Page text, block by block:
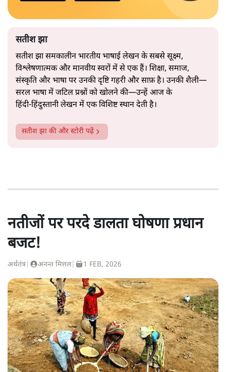
सतीश झा
सतीश झा समकालीन भारतीय भाषाई लेखन के सबसे सूक्ष्म,
विश्लेषणात्मक और मानवीय स्वरों में से एक हैं। शिक्षा, समाज,
संस्कृति और भाषा पर उनकी दृष्टि गहरी और साफ़ है। उनकी शैली—
सरल भाषा में जटिल प्रश्नों को खोलने की—उन्हें आज के
हिंदी‑हिंदुस्तानी लेखन में एक विशिष्ट स्थान देती है।
सतीश झा की और स्टोरी पढ़ें
नतीजों पर परदे डालता घोषणा प्रधान
बजट!
अर्थतंत्र अनन्त मित्तल| 1 FEB, 2026